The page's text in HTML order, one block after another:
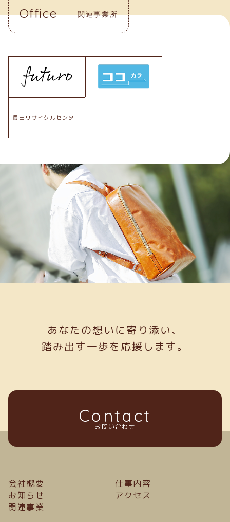
Office 関連事業所
長田リサイクルセンター
あなたの想いに寄り添い、
踏み出す一歩を応援します。
Contact
お問い合わせ
会社概要
仕事内容
お知らせ
アクセス
関連事業